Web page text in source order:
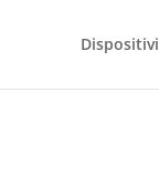
Dispositivi